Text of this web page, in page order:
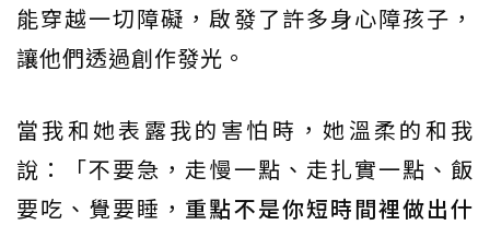
能穿越一切障礙，啟發了許多身心障孩子，
讓他們透過創作發光。
當我和她表露我的害怕時，她溫柔的和我
說：「不要急，走慢一點、走扎實一點、飯
要吃、覺要睡， 重點不是你短時間裡做出什